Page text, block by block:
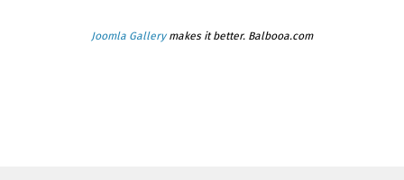
Joomla Gallerymakes it better. Balbooa.com